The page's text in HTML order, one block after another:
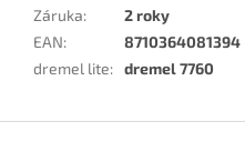
Záruka:
2 roky
EAN:
8710364081394
dremel lite: dremel 7760